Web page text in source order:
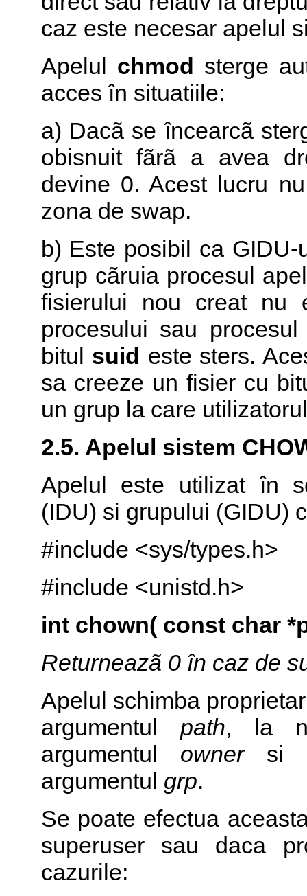
caz este necesar apelul
Apelul chmod sterge
acces în situatiile:
a) Dacã se încearcã
obisnuit fãrã a avea
devine 0. Acest lucru
zona de swap.
b) Este posibil ca
grup cãruia procesul
fisierului nou creat nu
procesului sau
bitul suid este sters.
sa creeze un fisier cu
un grup la care
2.5. Apelul sistem
Apelul este utilizat în
(IDU) si grupului (GIDU)
#include <sys/types.h>
#include <unistd.h>
int chown( const char
Returneazã 0 în caz de
Apelul schimba
argumentul path, la
argumentul ownersi la
argumentul grp.
Se poate efectua
superuser sau daca
cazurile: